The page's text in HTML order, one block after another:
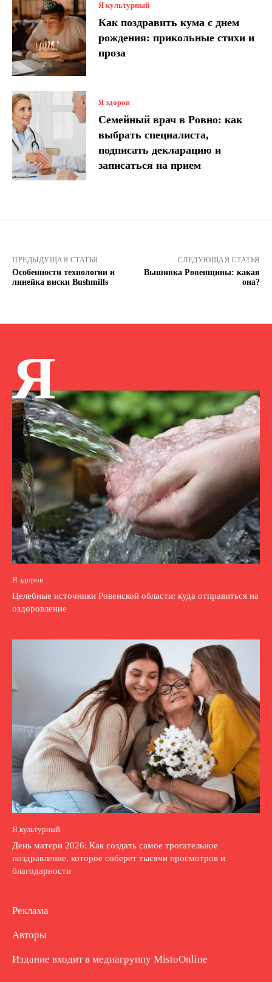
Я культурный
Как поздравить кума с днем ​​
рождения: прикольные стихи и
проза
Я здоров
Семейный врач в Ровно: как
выбрать специалиста,
подписать декларацию и
записаться на прием
ПРЕДЫДУЩАЯ СТАТЬЯ
Особенности технологии и
линейка виски Bushmills
СЛЕДУЮЩАЯ СТАТЬЯ
Вышивка Ровенщины: какая
она?
Я
Я здоров
Целебные источники Ровенской области: куда отправиться на
оздоровление
Я культурный
День матери 2026: Как создать самое трогательное
поздравление, которое соберет тысячи просмотров и
благодарности
Реклама
Авторы
Издание входит в медиагруппу MistoOnline